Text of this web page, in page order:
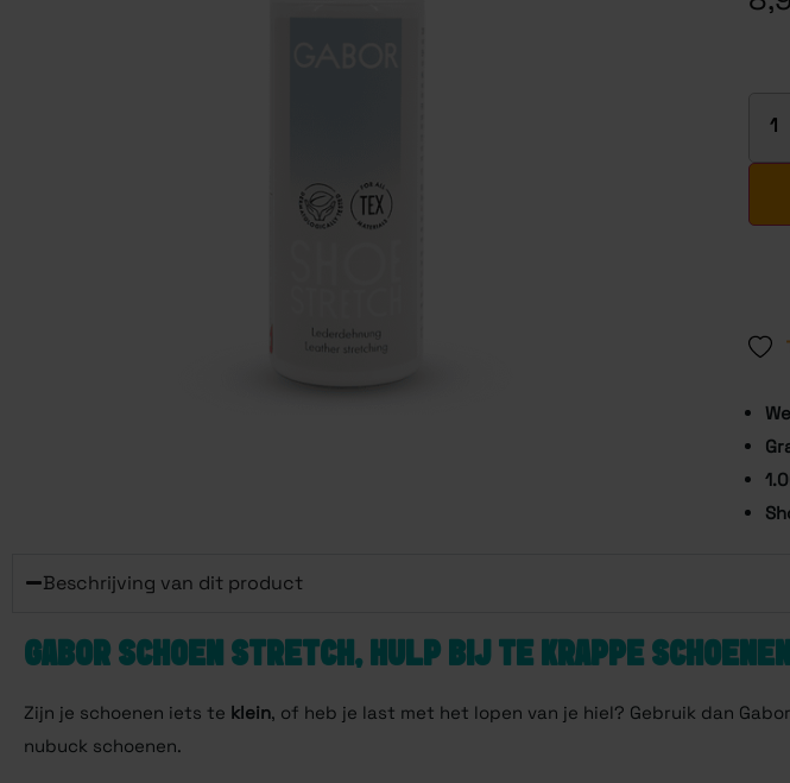
Beschrijving van dit product
GABOR SCHOEN STRETCH, HULP BIJ TE KRAPPE SCHOENEN
Zijn je schoenen iets te klein, of heb je last met het lopen van je hiel? Gebruik dan
nubuck schoenen.